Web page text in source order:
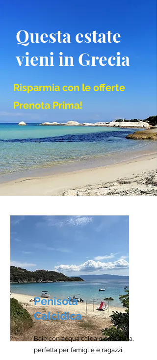
Questa estate
vieni in Grecia
Risparmia con le offerte
Prenota Prima!
Penisola
Calcidica
Baie con acqua calda e cristallina,
perfetta per famiglie e ragazzi.